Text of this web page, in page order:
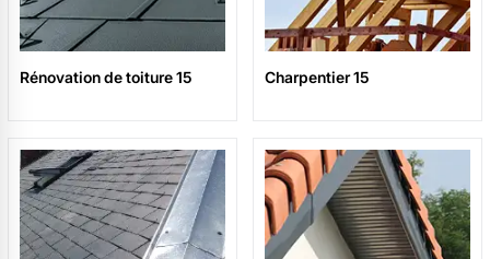
Rénovation de toiture 15 Charpentier 15